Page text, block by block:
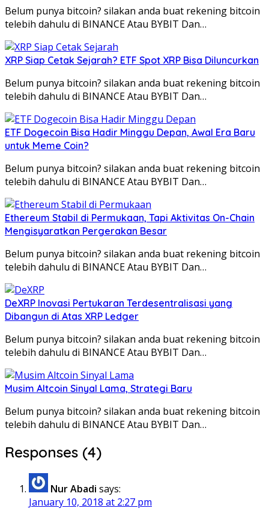
Belum punya bitcoin? silakan anda buat rekening bitcoin
telebih dahulu di BINANCE Atau BYBIT Dan…
XRP Siap Cetak Sejarah? ETF Spot XRP Bisa Diluncurkan
Belum punya bitcoin? silakan anda buat rekening bitcoin
telebih dahulu di BINANCE Atau BYBIT Dan…
ETF Dogecoin Bisa Hadir Minggu Depan, Awal Era Baru
untuk Meme Coin?
Belum punya bitcoin? silakan anda buat rekening bitcoin
telebih dahulu di BINANCE Atau BYBIT Dan…
Ethereum Stabil di Permukaan, Tapi Aktivitas On-Chain
Mengisyaratkan Pergerakan Besar
Belum punya bitcoin? silakan anda buat rekening bitcoin
telebih dahulu di BINANCE Atau BYBIT Dan…
DeXRP Inovasi Pertukaran Terdesentralisasi yang
Dibangun di Atas XRP Ledger
Belum punya bitcoin? silakan anda buat rekening bitcoin
telebih dahulu di BINANCE Atau BYBIT Dan…
Musim Altcoin Sinyal Lama, Strategi Baru
Belum punya bitcoin? silakan anda buat rekening bitcoin
telebih dahulu di BINANCE Atau BYBIT Dan…
Responses (4)
Nur Abadi says:
January 10, 2018 at 2:27 pm